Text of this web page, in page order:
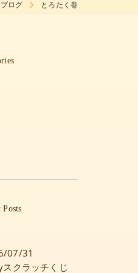
ブログ とろたく巻
Posts
07/31
スクラッチくじ